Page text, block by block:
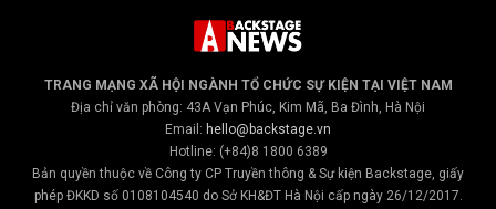
TRANG MẠNG XÃ HỘI NGÀNH TỔ CHỨC SỰ KIỆN TẠI VIỆT NAM
Địa chỉ văn phòng: 43A Vạn Phúc, Kim Mã, Ba Đình, Hà Nội
Email: hello@backstage.vn
Hotline: (+84)8 1800 6389
Bản quyền thuộc về Công ty CP Truyền thông & Sự kiện Backstage, giấy
phép ĐKKD số 0108104540 do Sở KH&ĐT Hà Nội cấp ngày 26/12/2017.